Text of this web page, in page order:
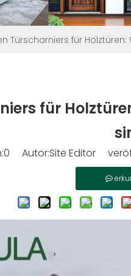
Türscharniers für
für
0 Autor:Site Editor